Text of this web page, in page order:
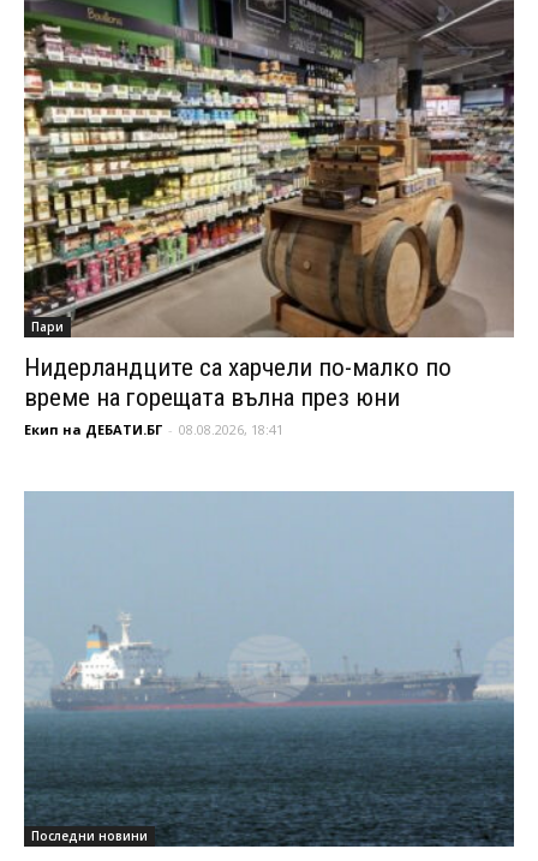
Пари
Нидерландците са харчели по-малко по
време на горещата вълна през юни
Екип на ДЕБАТИ.БГ - 08.08.2026, 18:41
Последни новини